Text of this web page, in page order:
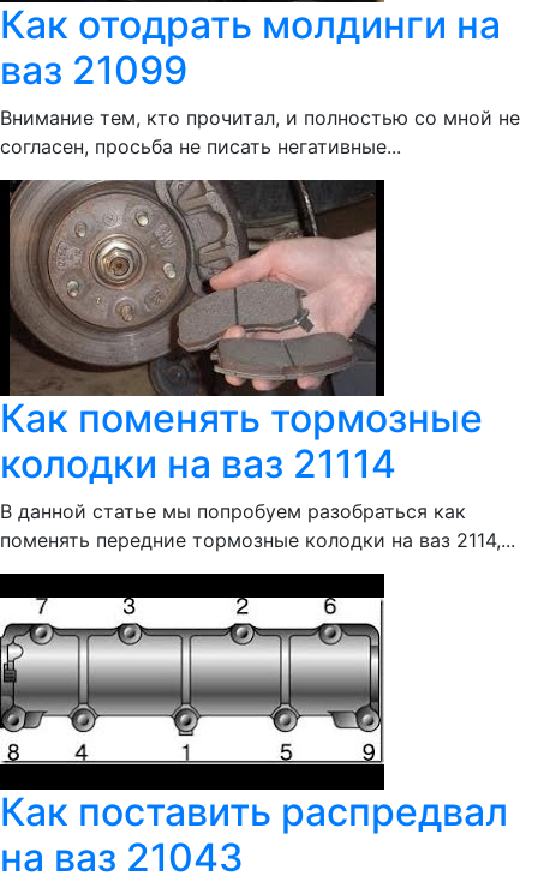
Как отодрать молдинги на
ваз 21099
Внимание тем, кто прочитал, и полностью со мной не
согласен, просьба не писать негативные...
Как поменять тормозные
колодки на ваз 21114
В данной статье мы попробуем разобраться как
поменять передние тормозные колодки на ваз 2114,...
Как поставить распредвал
на ваз 21043